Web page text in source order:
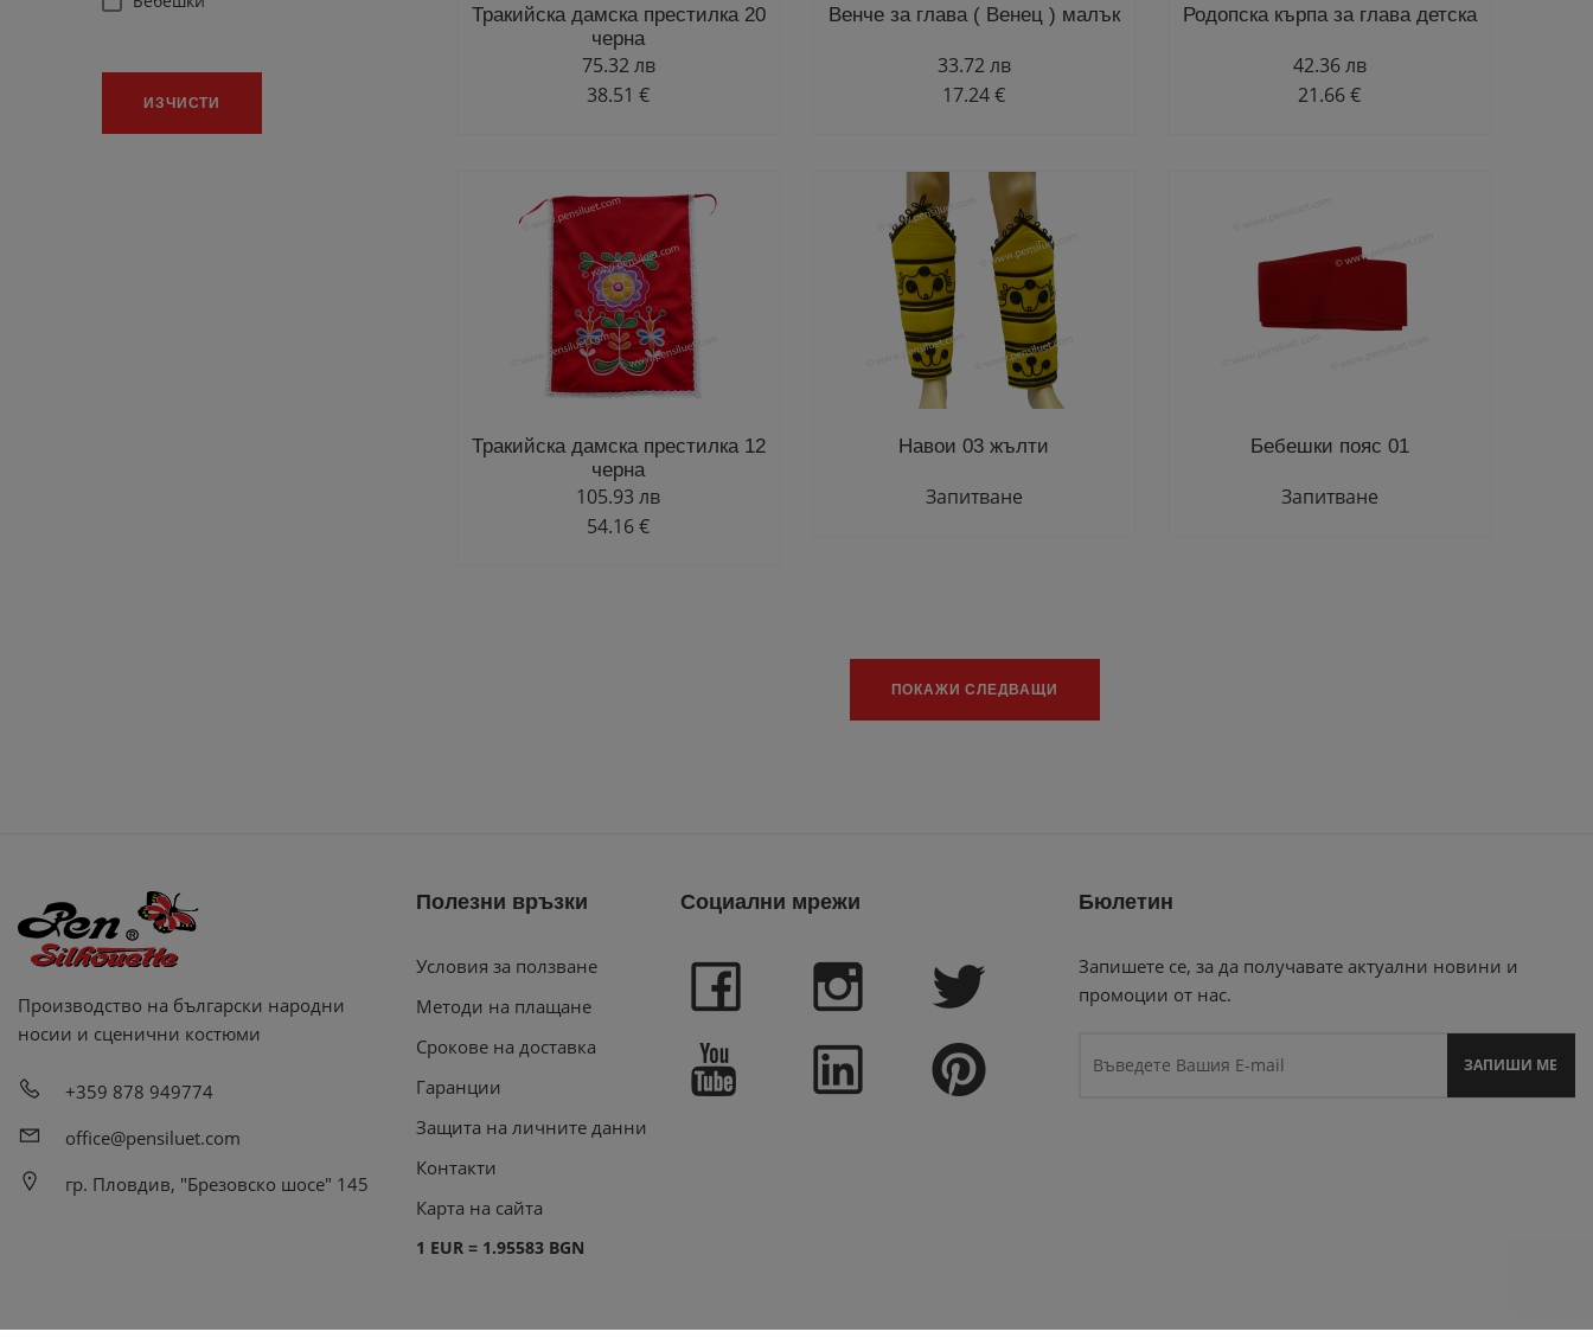
39.5
60см
62см
67см
ИЗЧИСТИ
Тракийска дамска престилка 20
черна
75.32 лв
38.51 €
Венче за глава ( Венец ) малък
33.72 лв
17.24 €
Родопска кърпа за глава детска
42.36 лв
21.66 €
Тракийска дамска престилка 12
черна
105.93 лв
54.16 €
Навои 03 жълти
Запитване
Бебешки пояс 01
Запитване
ПОКАЖИ СЛЕДВАЩИ
Производство на български народни
носии и сценични костюми
+359 878 949774
office@pensiluet.com
гр. Пловдив, "Брезовско шосе" 145
Полезни връзки
Условия за ползване
Методи на плащане
Срокове на доставка
Гаранции
Защита на личните данни
Контакти
Карта на сайта
1 EUR = 1.95583 BGN
Социални мрежи Бюлетин
Запишете се, за да получавате актуални новини и
промоции от нас.